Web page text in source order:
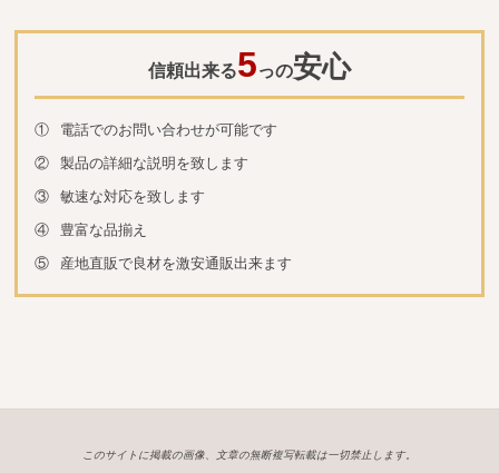
信頼出来る5っの安心
①
電話でのお問い合わせが可能です
②
製品の詳細な説明を致します
③
敏速な対応を致します
④
豊富な品揃え
⑤
産地直販で良材を激安通販出来ます
このサイトに掲載の画像、文章の無断複写転載は一切禁止します。